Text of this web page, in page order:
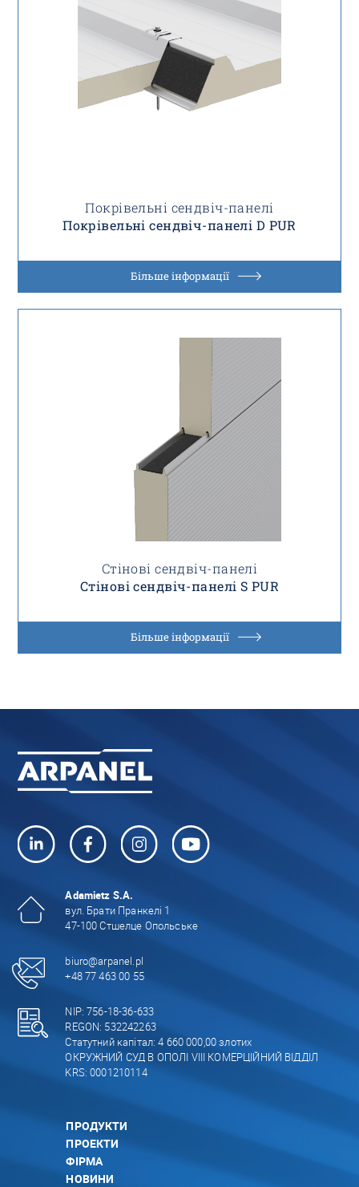
Покрівельні сендвіч-панелі
Покрівельні сендвіч-панелі D PUR
Більше інформації
Стінові сендвіч-панелі
Стінові сендвіч-панелі S PUR
Більше інформації
Adamietz S.A.
вул. Брати Пранкелі 1
47-100 Стшелце Опольське
biuro@arpanel.pl
+48 77 463 00 55
NIP: 756-18-36-633
REGON: 532242263
Статутний капітал: 4 660 000,00 злотих
ОКРУЖНИЙ СУД В ОПОЛІ VIII КОМЕРЦІЙНИЙ ВІДДІЛ
KRS: 0001210114
ПРОДУКТИ
ПРОЕКТИ
ФІРМА
НОВИНИ